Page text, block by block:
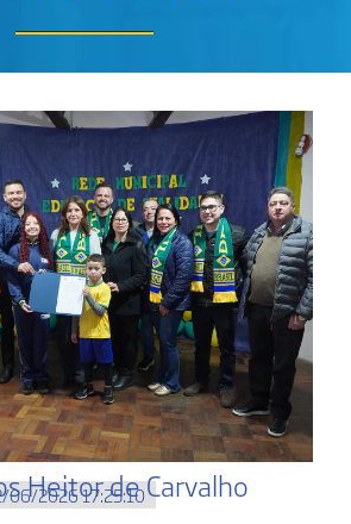
Heitor de Carvalho
06/2026 17:25:10